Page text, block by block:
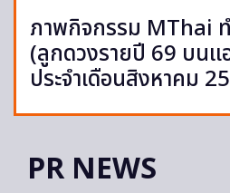
ภาพกิจกรรม MThai
(ลูกดวงรายปี 69 บน
ประจำเดือนสิงหาคม
PR NEWS